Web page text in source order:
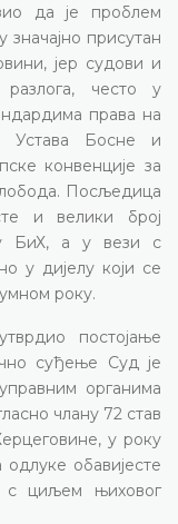
да је проблем
присутан
јер судови и
разлога, често у
права на
Устава Босне и
конвенције за
Посљедица
и велики број
БиХ, а у вези с
у дијелу који се
року.
постојање
суђење Суд је
органима
члану 72 став
у року
обавијесте
с циљем њиховог